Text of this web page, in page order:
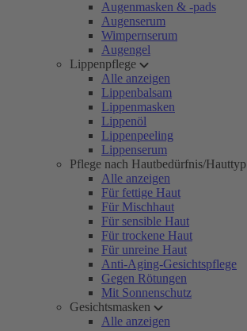
Augenmasken & -pads
Augenserum
Wimpernserum
Augengel
Lippenpflege
Alle anzeigen
Lippenbalsam
Lippenmasken
Lippenöl
Lippenpeeling
Lippenserum
Pflege nach Hautbedürfnis/Hauttyp
Alle anzeigen
Für fettige Haut
Für Mischhaut
Für sensible Haut
Für trockene Haut
Für unreine Haut
Anti-Aging-Gesichtspflege
Gegen Rötungen
Mit Sonnenschutz
Gesichtsmasken
Alle anzeigen